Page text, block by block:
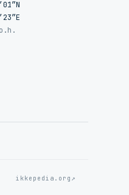
ikkepedia.org ↗